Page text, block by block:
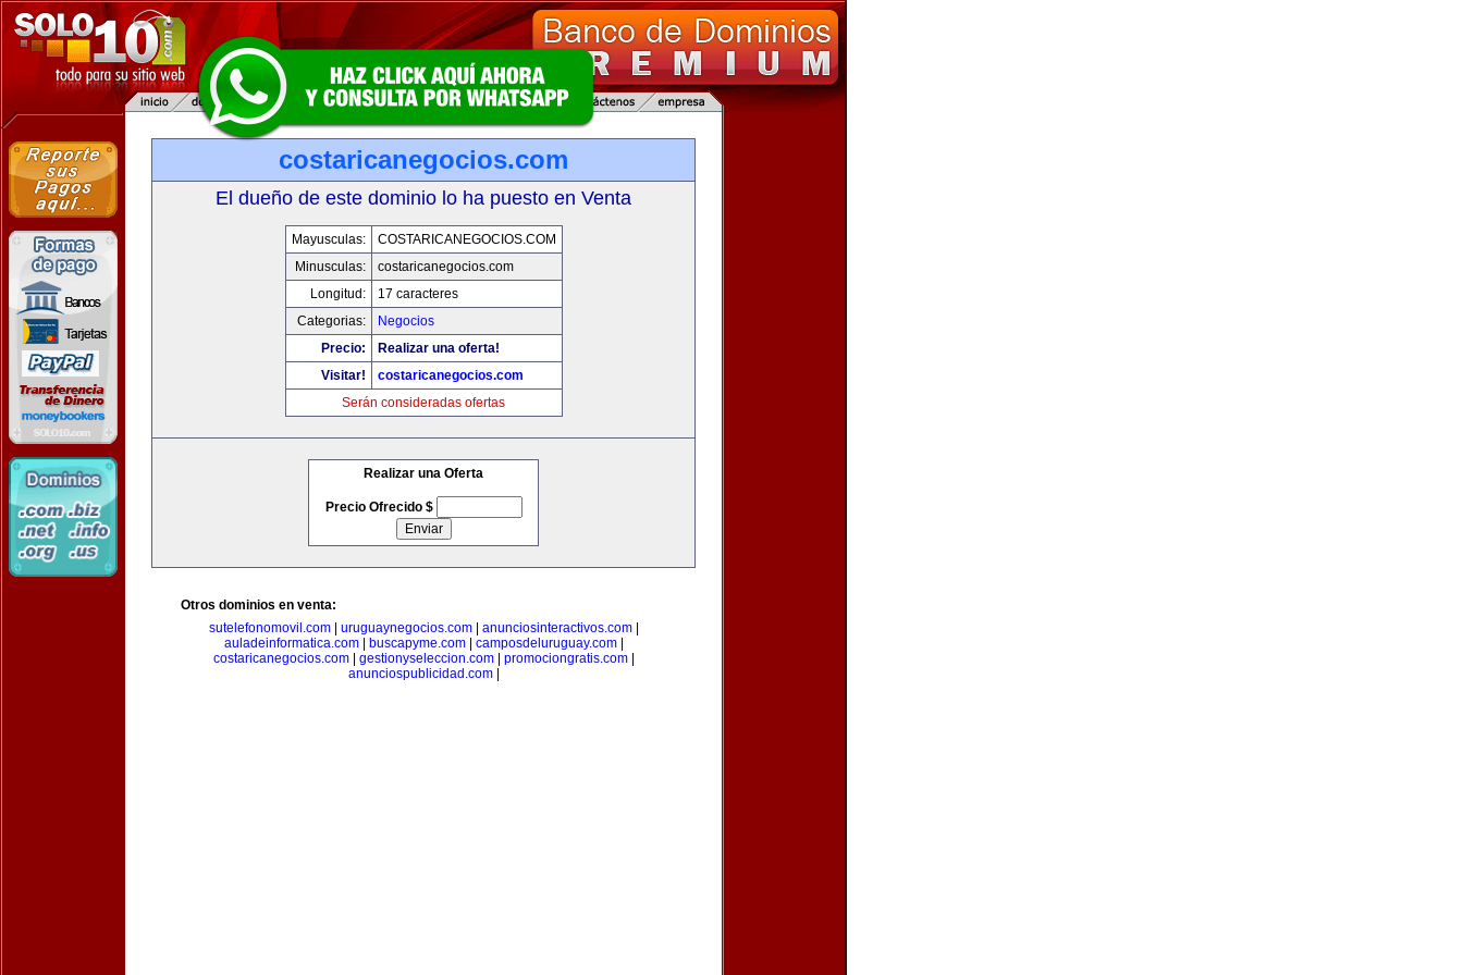
costaricanegocios.com
El dueño de este dominio lo ha puesto en Venta
Mayusculas:
COSTARICANEGOCIOS.COM
Minusculas:
costaricanegocios.com
Longitud:
17 caracteres
Categorias:
Negocios
Precio:
Realizar una oferta!
Visitar!
costaricanegocios.com
Serán consideradas ofertas
Realizar una Oferta
Precio Ofrecido $
Otros dominios en venta:
sutelefonomovil.com| uruguaynegocios.com| anunciosinteractivos.com|
auladeinformatica.com| buscapyme.com| camposdeluruguay.com|
costaricanegocios.com| gestionyseleccion.com| promociongratis.com|
anunciospublicidad.com|